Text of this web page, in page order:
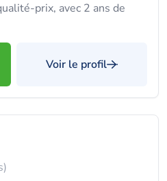
prix, avec 2 ans de
Voir le profil